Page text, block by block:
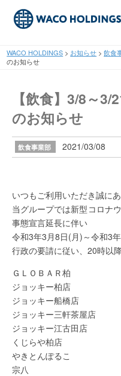
WACO HOLDINGS > お知らせ >飲食
のお知らせ
【飲食】3/8～
のお知らせ
飲食事業部 2021/03/08
いつもご利用いただき誠に
当グループでは新型コロナ
事態宣言延長に伴い
令和3年3月8日(月)～令和3
行政の要請に従い、20時以
ＧＬＯＢＡＲ柏
ジョッキー柏店
ジョッキー船橋店
ジョッキー三軒茶屋店
ジョッキー江古田店
くじらや柏店
やきとんぽるこ
宗八